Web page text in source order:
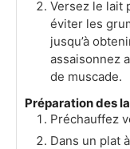
Versez le lait
éviter les
jusqu’à
assaisonnez
de muscade.
Préparation des
Préchauffez
Dans un plat